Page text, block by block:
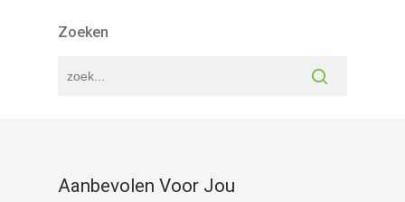
Zoeken
Aanbevolen Voor Jou